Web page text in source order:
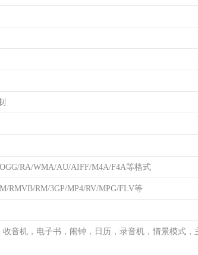
RA/WMA/AU/AIFF/M4A/F4A等格式
RMVB/RM/3GP/MP4/RV/MPG/FLV等
音机，电子书，闹钟，日历，录音机，情景模式，